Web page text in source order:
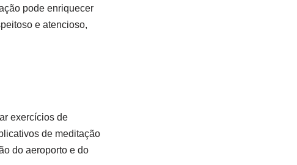
pode enriquecer
e atencioso,
exercícios de
de meditação
do aeroporto e do